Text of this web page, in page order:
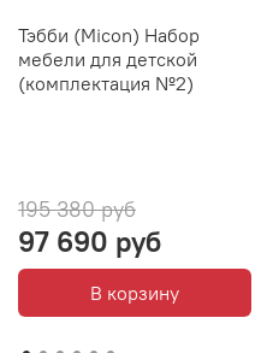
Тэбби (Micon) Набор
мебели для детской
(комплектация №2)
195 380 руб
97 690 руб
В корзину